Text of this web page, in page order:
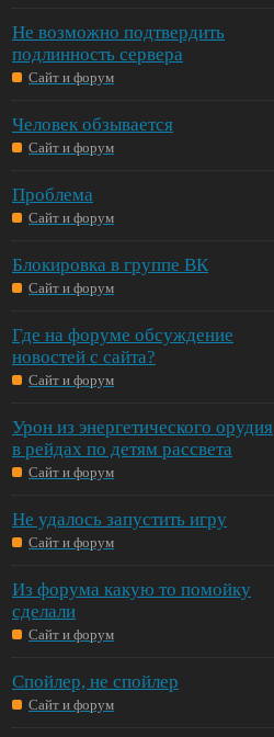
Не возможно подтвердить
подлинность сервера
Сайт и форум
Человек обзывается
Сайт и форум
Проблема
Сайт и форум
Блокировка в группе ВК
Сайт и форум
Где на форуме обсуждение
новостей с сайта?
Сайт и форум
Урон из энергетического орудия
в рейдах по детям рассвета
Сайт и форум
Не удалось запустить игру
Сайт и форум
Из форума какую то помойку
сделали
Сайт и форум
Спойлер, не спойлер
Сайт и форум